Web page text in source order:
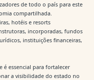
de todo o país para este
compartilhada.
hotéis e resorts
incorporadas, fundos
instituições financeiras,
é essencial para fortalecer
a visibilidade do estado no